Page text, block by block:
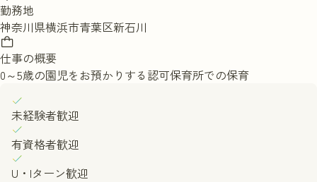
勤務地
神奈川県横浜市青葉区新石川
仕事の概要
0～5歳の園児をお預かりする認可保育所での保育
未経験者歓迎
有資格者歓迎
U・Iターン歓迎